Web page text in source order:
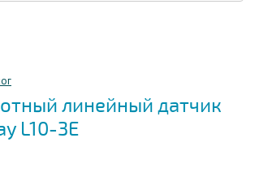
линейный датчик
L10-3E